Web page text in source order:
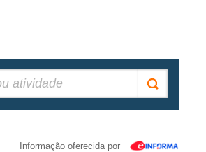
Informação oferecida por